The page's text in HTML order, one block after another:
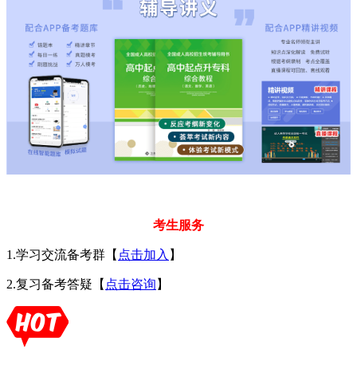
考生服务
1.学习交流备考群【 点击加入 】
2.复习备考答疑【 点击咨询 】